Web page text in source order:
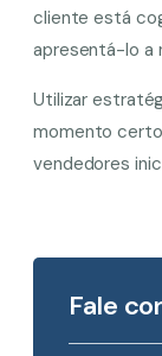
cliente está
apresentá-lo a
Utilizar
momento
vendedores
Fale